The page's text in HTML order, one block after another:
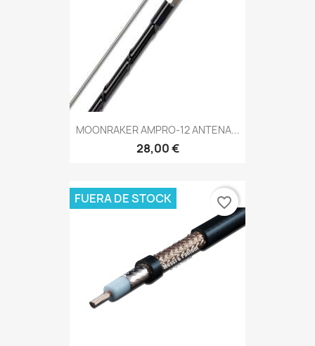
MOONRAKER AMPRO-12 ANTENA...
28,00 €
FUERA DE STOCK favorite_border